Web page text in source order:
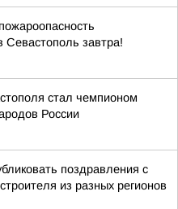
Севастополь завтра!
стал чемпионом
России
поздравления с
из разных регионов